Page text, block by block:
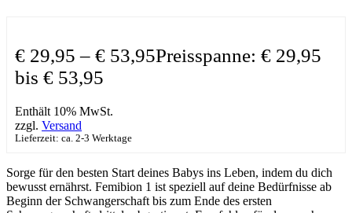
€ 29,95 – € 53,95Preisspanne: € 29,95
bis € 53,95
Enthält 10% MwSt.
zzgl. Versand
Lieferzeit: ca. 2-3 Werktage
Sorge für den besten Start deines Babys ins Leben, indem du dich
bewusst ernährst. Femibion 1 ist speziell auf deine Bedürfnisse ab
Beginn der Schwangerschaft bis zum Ende des ersten